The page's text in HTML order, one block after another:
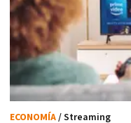
ECONOMÍA/ Streaming